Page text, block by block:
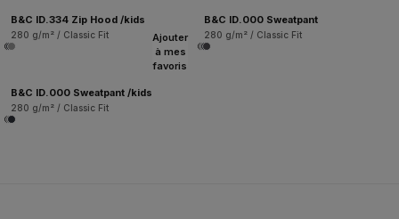
B&C ID.334 Zip Hood /kids
280 g/m² / Classic Fit
B&C ID.000 Sweatpant
280 g/m² / Classic Fit
Ajouter
à mes
favoris
B&C ID.000 Sweatpant /kids
280 g/m² / Classic Fit